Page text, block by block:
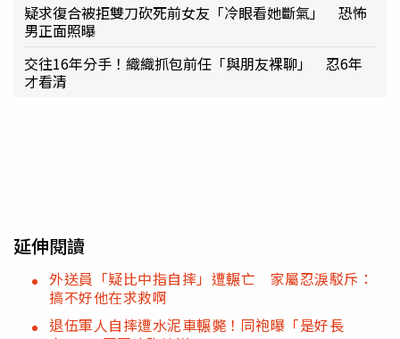
疑求復合被拒雙刀砍死前女友「冷眼看她斷氣」 恐怖
男正面照曝
交往16年分手！織織抓包前任「與朋友裸聊」 忍6年
才看清
延伸閱讀
外送員「疑比中指自摔」遭輾亡 家屬忍淚駁斥：
搞不好他在求救啊
退伍軍人自摔遭水泥車輾斃！同袍曝「是好長